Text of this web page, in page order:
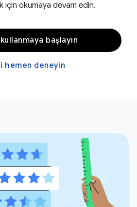
için okumaya devam edin.
başlayın
hemen deneyin